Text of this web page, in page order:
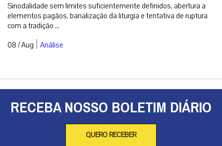
Sinodalidade sem limites suficientemente definidos, abertura a
elementos pagãos, banalização da liturgia e tentativa de ruptura
com a tradição ...
08 / Aug | Análise
RECEBA NOSSO BOLETIM DIÁRIO
QUERO RECEBER